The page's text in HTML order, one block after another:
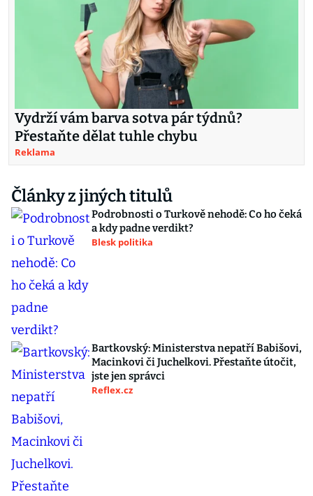
Vydrží vám barva sotva pár týdnů?
Přestaňte dělat tuhle chybu
Reklama
Články z jiných titulů
Podrobnosti o Turkově nehodě: Co ho čeká
a kdy padne verdikt?
Blesk politika
Bartkovský: Ministerstva nepatří Babišovi,
Macinkovi či Juchelkovi. Přestaňte útočit,
jste jen správci
Reflex.cz